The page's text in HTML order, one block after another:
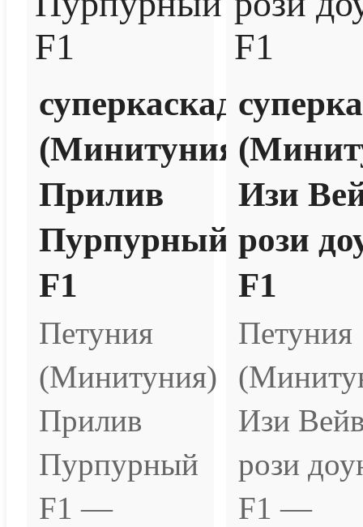
суперкаскадная
(Минитуния)
Прилив
Пурпурный
F1
Петуния
(Минитуния)
Прилив
Пурпурный
F1 —
Изи
рози
F1
Петуния
Изи
рози
F1 —